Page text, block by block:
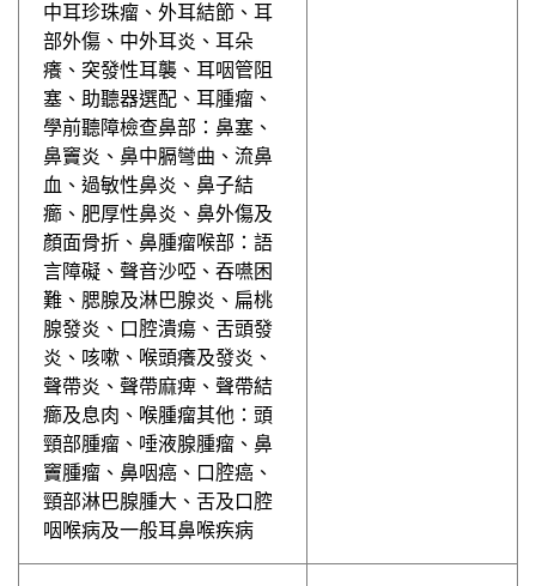
中耳珍珠瘤、外耳結節、耳
部外傷、中外耳炎、耳朵
癢、突發性耳襲、耳咽管阻
塞、助聽器選配、耳腫瘤、
學前聽障檢查鼻部：鼻塞、
鼻竇炎、鼻中膈彎曲、流鼻
血、過敏性鼻炎、鼻子結
癤、肥厚性鼻炎、鼻外傷及
顏面骨折、鼻腫瘤喉部：語
言障礙、聲音沙啞、吞嚥困
難、腮腺及淋巴腺炎、扁桃
腺發炎、口腔潰瘍、舌頭發
炎、咳嗽、喉頭癢及發炎、
聲帶炎、聲帶麻痺、聲帶結
癤及息肉、喉腫瘤其他：頭
頸部腫瘤、唾液腺腫瘤、鼻
竇腫瘤、鼻咽癌、口腔癌、
頸部淋巴腺腫⼤、舌及口腔
咽喉病及⼀般耳鼻喉疾病